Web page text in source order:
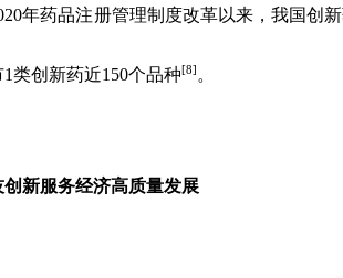
年药品注册管理制度改革以来，我国创
1类创新药近150个品种[8] 。
服务经济高质量发展